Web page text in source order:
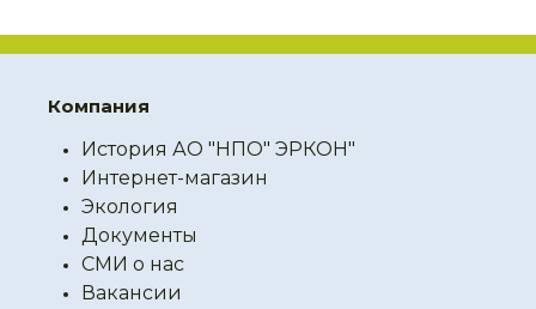
Компания
История АО "НПО" ЭРКОН"
Интернет-магазин
Экология
Документы
СМИ о нас
Вакансии